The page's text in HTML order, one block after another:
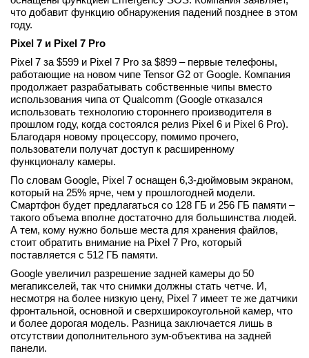
что добавит функцию обнаружения падений позднее в этом
году.
Pixel 7 и Pixel 7 Pro
Pixel 7 за $599 и Pixel 7 Pro за $899 – первые телефоны,
работающие на новом чипе Tensor G2 от Google. Компания
продолжает разрабатывать собственные чипы вместо
использования чипа от Qualcomm (Google отказался
использовать технологию стороннего производителя в
прошлом году, когда состоялся релиз Pixel 6 и Pixel 6 Pro).
Благодаря новому процессору, помимо прочего,
пользователи получат доступ к расширенному
функционалу камеры.
По словам Google, Pixel 7 оснащен 6,3-дюймовым экраном,
который на 25% ярче, чем у прошлогодней модели.
Смартфон будет предлагаться со 128 ГБ и 256 ГБ памяти –
такого объема вполне достаточно для большинства людей.
А тем, кому нужно больше места для хранения файлов,
стоит обратить внимание на Pixel 7 Pro, который
поставляется с 512 ГБ памяти.
Google увеличил разрешение задней камеры до 50
мегапикселей, так что снимки должны стать четче. И,
несмотря на более низкую цену, Pixel 7 имеет те же датчики
фронтальной, основной и сверхширокоугольной камер, что
и более дорогая модель. Разница заключается лишь в
отсутствии дополнительного зум-объектива на задней
панели.